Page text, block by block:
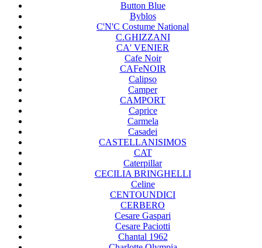
Button Blue
Byblos
C'N'C Costume National
C.GHIZZANI
CA' VENIER
Cafe Noir
CAFeNOIR
Calipso
Camper
CAMPORT
Caprice
Carmela
Casadei
CASTELLANISIMOS
CAT
Caterpillar
CECILIA BRINGHELLI
Celine
CENTOUNDICI
CERBERO
Cesare Gaspari
Cesare Paciotti
Chantal 1962